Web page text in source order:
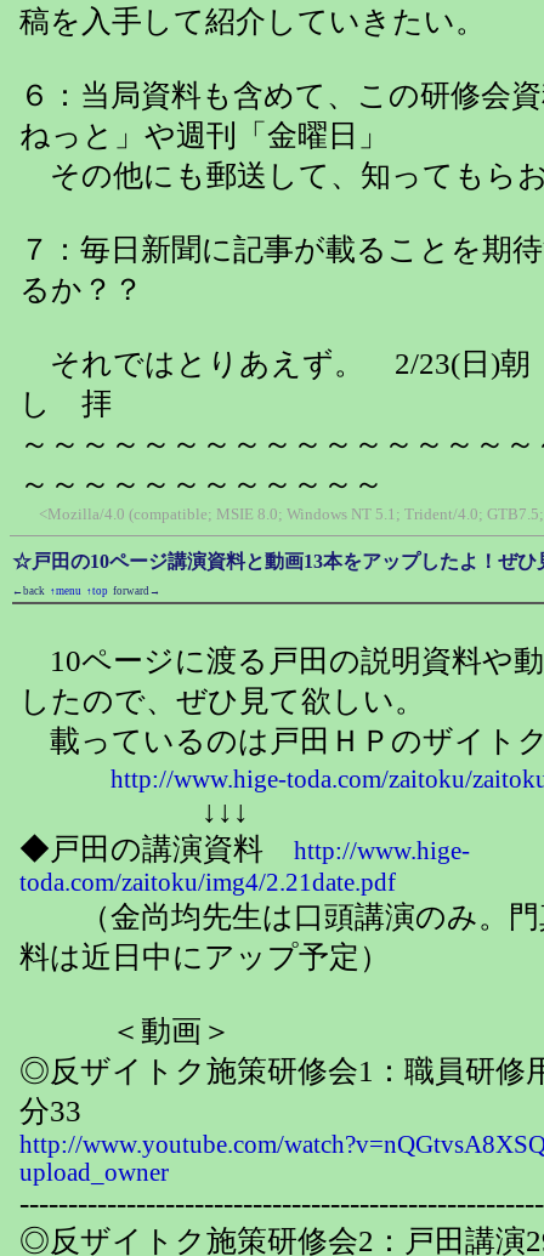
稿を入手して紹介していきたい。
６：当局資料も含めて、この研修会
ねっと」や週刊「金曜日」
その他にも郵送して、知ってもら
７：毎日新聞に記事が載ることを期
るか？？
それではとりあえず。 2/23(日)
し 拝
～～～～～～～～～～～～～～～～
～～～～～～～～～～～～
<Mozilla/4.0 (compatible; MSIE 8.0; Windows NT 5.1; Trident/4.0;
☆戸田の10ページ講演資料と動画13本をアップしたよ！ぜひ
←back ↑menu ↑top forward→
10ページに渡る戸田の説明資料や
したので、ぜひ見て欲しい。
載っているのは戸田ＨＰのザイト
http://www.hige-toda.com/zaitoku/
↓↓↓
◆戸田の講演資料
http://www.hige-
toda.com/zaitoku/img4/2.21date.pdf
（金尚均先生は口頭講演のみ。門
料は近日中にアップ予定）
＜動画＞
◎反ザイトク施策研修会1：職員研修
分33
http://www.youtube.com/
upload_owner
◎反ザイトク施策研修会2：戸田講演